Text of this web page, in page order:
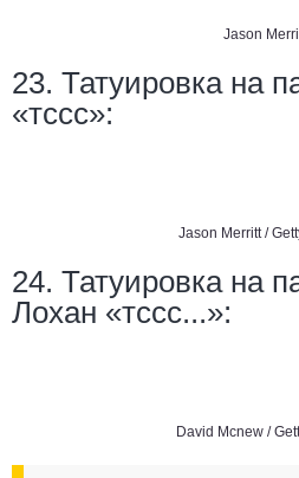
Jason
23. Татуировка на
«тссс»:
Jason Merritt /
24. Татуировка на
Лохан «тссс...»:
David Mcnew /